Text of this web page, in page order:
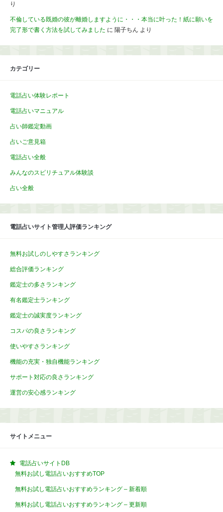
り
不倫している既婚の彼が離婚しますように・・・本当に叶った！紙に願いを
完了形で書く方法を試してみました に 陽子ちん より
カテゴリー
電話占い体験レポート
電話占いマニュアル
占い師鑑定動画
占いご意見箱
電話占い全般
みんなのスピリチュアル体験談
占い全般
電話占いサイト管理人評価ランキング
無料お試しのしやすさランキング
総合評価ランキング
鑑定士の多さランキング
有名鑑定士ランキング
鑑定士の誠実度ランキング
コスパの良さランキング
使いやすさランキング
機能の充実・独自機能ランキング
サポート対応の良さランキング
運営の安心感ランキング
サイトメニュー
電話占いサイトDB
無料お試し電話占いおすすめTOP
無料お試し電話占いおすすめランキング – 新着順
無料お試し電話占いおすすめランキング – 更新順